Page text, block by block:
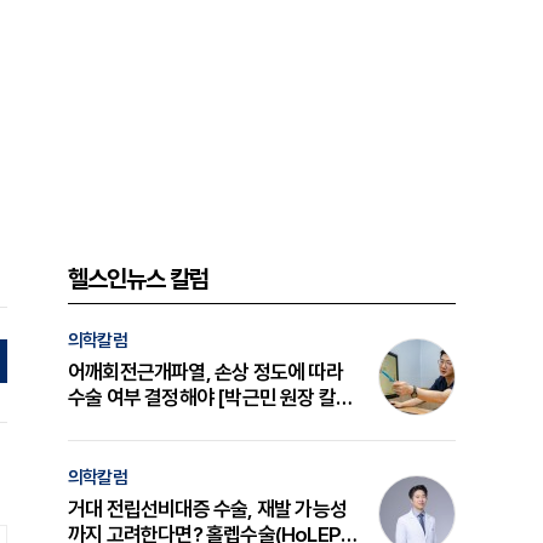
헬스인뉴스 칼럼
의학칼럼
어깨회전근개파열, 손상 정도에 따라
수술 여부 결정해야 [박근민 원장 칼
의학칼럼
거대 전립선비대증 수술, 재발 가능성
까지 고려한다면? 홀렙수술(HoLEP)